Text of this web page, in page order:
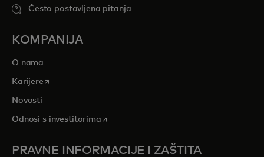
Često postavljena pitanja
KOMPANIJA
O nama
Karijereopens in a new tab
Novosti
Odnosi s investitorimaopens in a new tab
PRAVNE INFORMACIJE I ZAŠTITA